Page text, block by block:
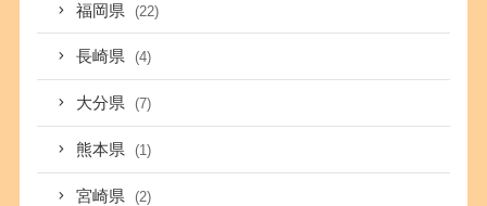
福岡県 (22)
長崎県 (4)
大分県 (7)
熊本県 (1)
宮崎県 (2)